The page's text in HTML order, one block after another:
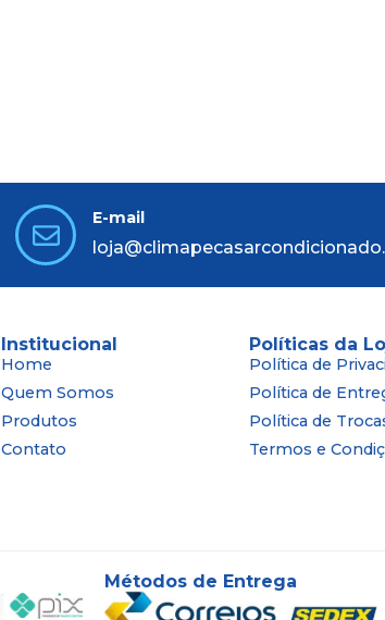
E-mail
Institucional
Home
Quem Somos
Produtos
Contato
Políticas da
Política de
Política de
Política de
Termos e
Métodos de Entrega